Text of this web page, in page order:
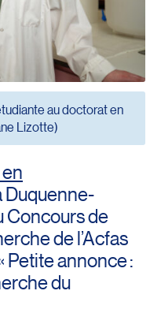
au doctorat en
Lizotte)
Duquenne-
Concours de
de l’Acfas
Petite annonce :
du